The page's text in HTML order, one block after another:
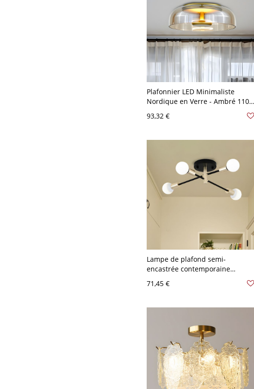
Plafonnier LED Minimaliste
Nordique en Verre - Ambré 110
93,32 €
Lampe de plafond semi-
encastrée contemporaine
noires et dorées pour salon
71,45 €